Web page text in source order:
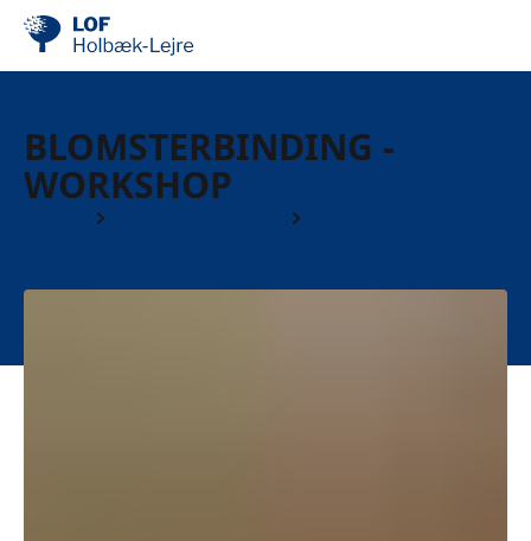
BLOMSTERBINDING -
WORKSHOP